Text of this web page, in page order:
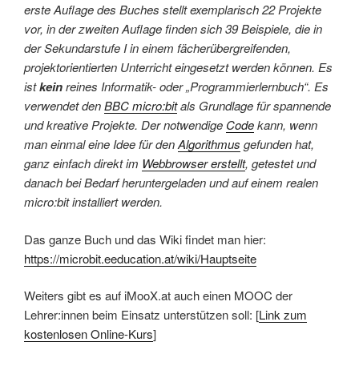
erste Auflage des Buches stellt exemplarisch 22 Projekte
vor, in der zweiten Auflage finden sich 39 Beispiele, die in
der Sekundarstufe I in einem fächerübergreifenden,
projektorientierten Unterricht eingesetzt werden können. Es
istkeinreines Informatik- oder „Programmierlernbuch“. Es
verwendet denBBC micro:bitals Grundlage für spannende
und kreative Projekte. Der notwendige Codekann, wenn
man einmal eine Idee für denAlgorithmus gefunden hat,
ganz einfach direkt im Webbrowser erstellt, getestet und
danach bei Bedarf heruntergeladen und auf einem realen
micro:bit installiert werden.
Das ganze Buch und das Wiki findet man hier:
https://microbit.eeducation.at/wiki/Hauptseite
Weiters gibt es auf iMooX.at auch einen MOOC der
Lehrer:innen beim Einsatz unterstützen soll: [Link zum
kostenlosen Online-Kurs]